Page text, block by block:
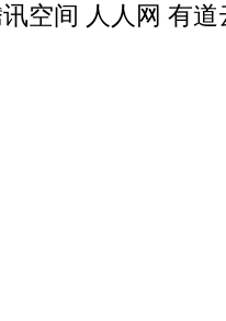
空间 人人网 有道